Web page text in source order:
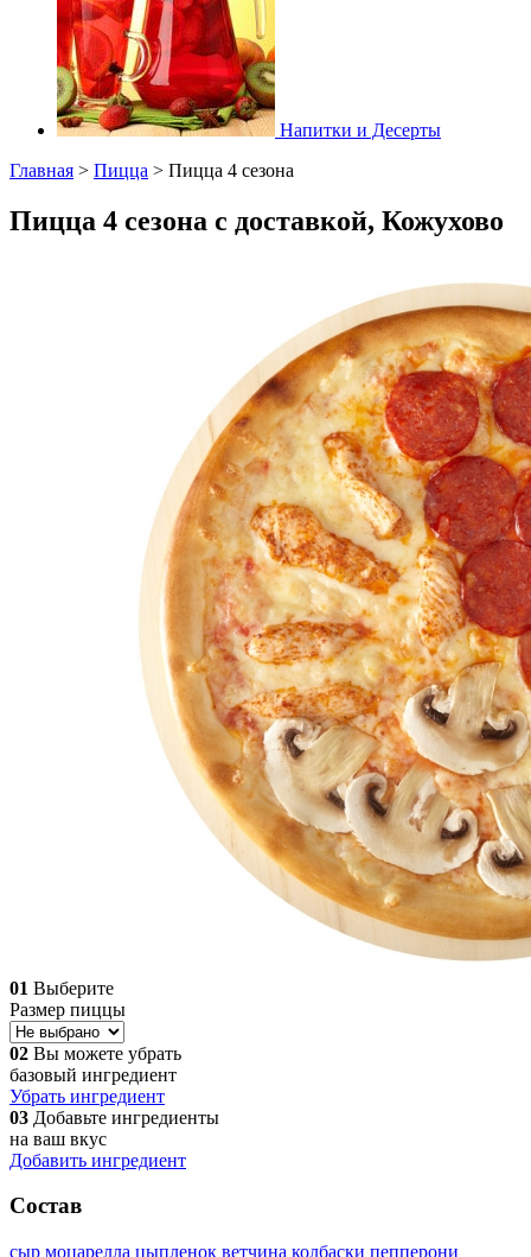
Напитки и Десерты
Главная > Пицца > Пицца 4 сезона
Пицца 4 сезона с доставкой, Кожухово
01 Выберите
Размер пиццы
02 Вы можете убрать
базовый ингредиент
Убрать ингредиент
03 Добавьте ингредиенты
на ваш вкус
Добавить ингредиент
Состав
сыр моцарелла цыпленок ветчина колбаски пепперони